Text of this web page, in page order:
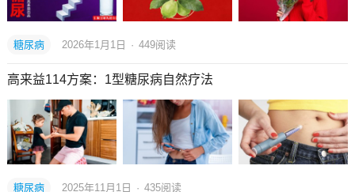
糖尿病 2026年1月1日 · 449阅读
高来益114方案：1型糖尿病自然疗法
糖尿病 2025年11月1日 · 435阅读